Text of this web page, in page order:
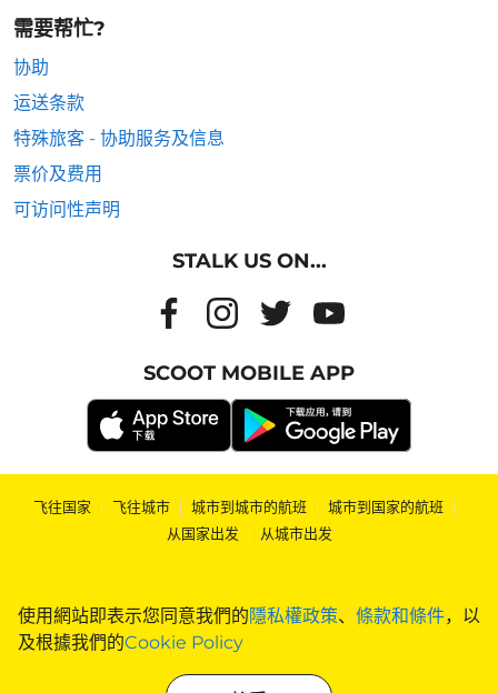
使用網站即表示您同意我們的隱私權政策、 條款和條件，以
及根據我們的Cookie Policy
需要帮忙?
协助
运送条款
特殊旅客 - 协助服务及信息
票价及费用
可访问性声明
STALK US ON...
SCOOT MOBILE APP
飞往国家 | 飞往城市 | 城市到城市的航班 | 城市到国家的航班 |
从国家出发 | 从城市出发